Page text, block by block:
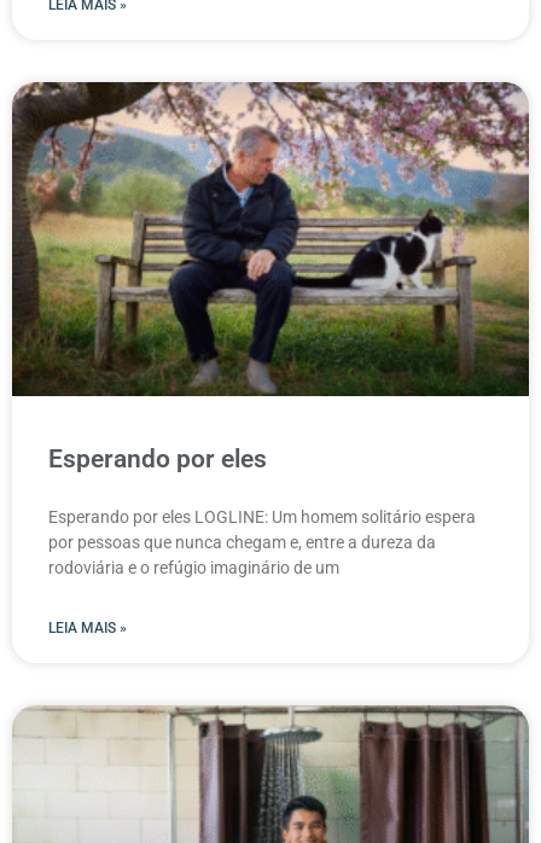
LEIA MAIS »
Esperando por eles
Esperando por eles LOGLINE: Um homem solitário espera
por pessoas que nunca chegam e, entre a dureza da
rodoviária e o refúgio imaginário de um
LEIA MAIS »